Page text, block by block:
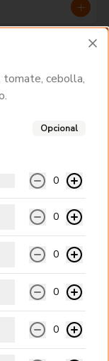
cms
queso mozzarella,
ecuatoriano,
origen Americano
cheddar, cebolla
y salsa golf.
tomate, cebolla,
Opcional
0
0
0
0
0